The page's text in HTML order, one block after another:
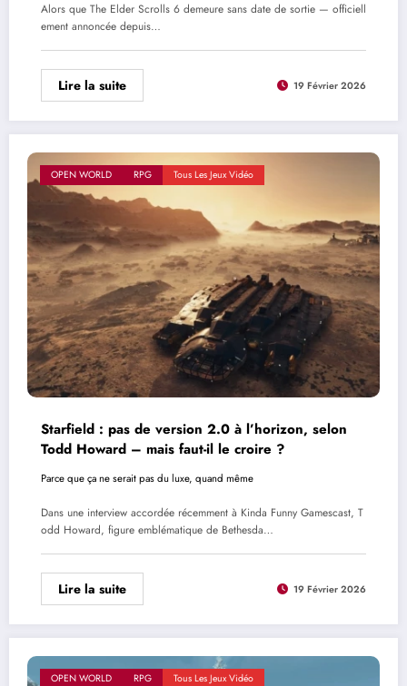
Alors que The Elder Scrolls 6 demeure sans date de sortie — officiell
ement annoncée depuis…
Lire la suite 19 Février 2026
OPEN WORLD RPG Tous Les Jeux Vidéo
Starfield : pas de version 2.0 à l’horizon, selon
Todd Howard – mais faut-il le croire ?
Parce que ça ne serait pas du luxe, quand même
Dans une interview accordée récemment à Kinda Funny Gamescast, T
odd Howard, figure emblématique de Bethesda…
Lire la suite 19 Février 2026
OPEN WORLD RPG Tous Les Jeux Vidéo